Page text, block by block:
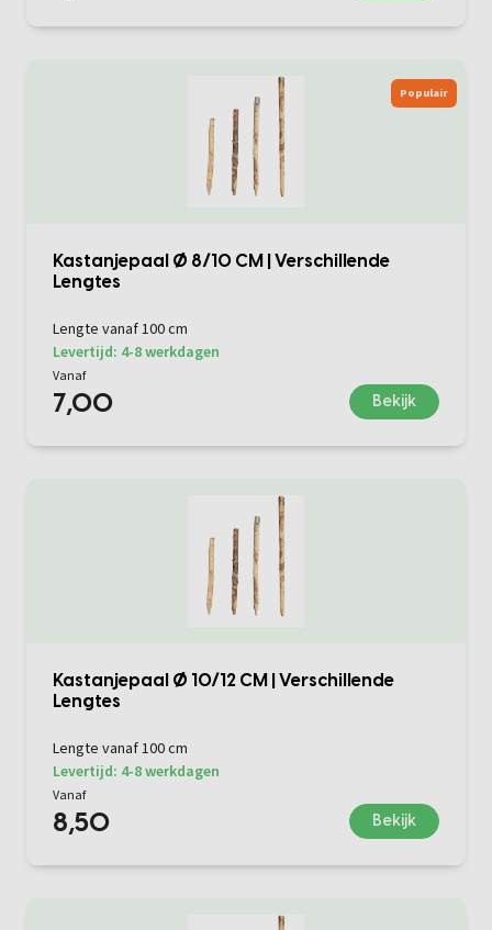
Populair
Kastanjepaal Ø 8/10 CM | Verschillende
Lengtes
Lengte vanaf 100 cm
Levertijd: 4-8 werkdagen
Vanaf
7,00 Bekijk
Kastanjepaal Ø 10/12 CM | Verschillende
Lengtes
Lengte vanaf 100 cm
Levertijd: 4-8 werkdagen
Vanaf
8,50 Bekijk